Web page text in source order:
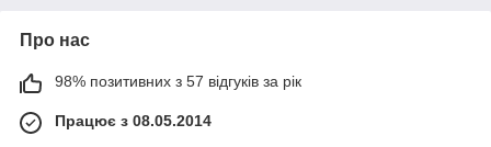
Про нас
98% позитивних з 57 відгуків за рік
Працює з 08.05.2014